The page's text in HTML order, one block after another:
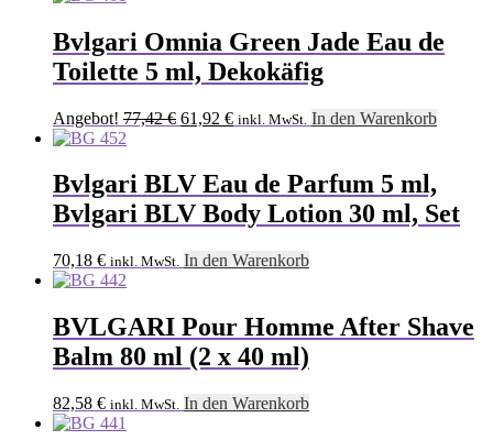
Bvlgari Omnia Green Jade Eau de
Toilette 5 ml, Dekokäfig
Angebot! 77,42€ Ursprünglicher
77,42 €
61,92 €Aktueller
61,92 €.
inkl. MwSt. In den Warenkorb
Bvlgari BLV Eau de Parfum 5 ml,
Bvlgari BLV Body Lotion 30 ml, Set
70,18 € inkl. MwSt. In den Warenkorb
BVLGARI Pour Homme After Shave
Balm 80 ml (2 x 40 ml)
82,58 € inkl. MwSt. In den Warenkorb